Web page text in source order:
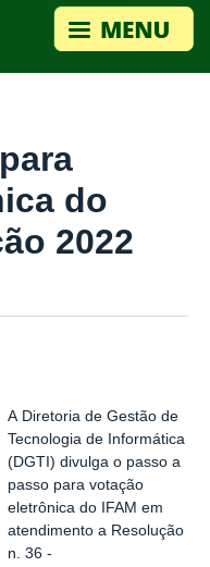
do
2022
A Diretoria de Gestão de
Tecnologia de Informática
(DGTI)divulgao passo a
passo para votação
eletrônica do IFAM em
atendimento a Resolução
n. 36 -